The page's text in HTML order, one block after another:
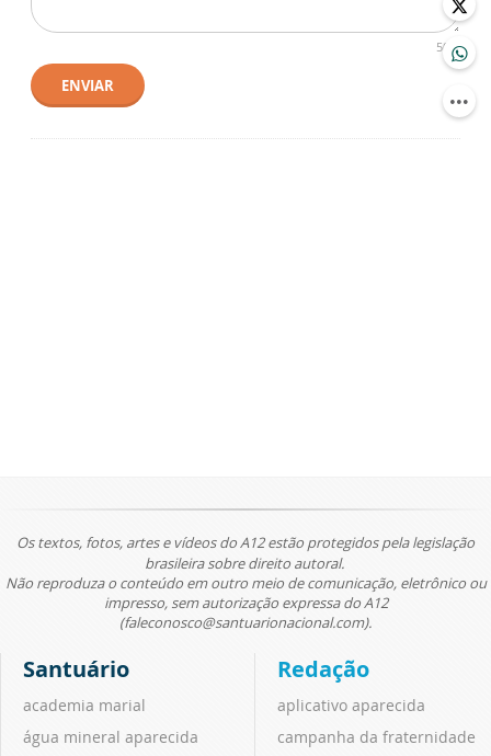
500
ENVIAR
Os textos, fotos, artes e vídeos do A12 estão protegidos pela legislação
brasileira sobre direito autoral.
Não reproduza o conteúdo em outro meio de comunicação, eletrônico ou
impresso, sem autorização expressa do A12
(faleconosco@santuarionacional.com).
Santuário
academia marial
água mineral aparecida
Redação
aplicativo aparecida
campanha da fraternidade